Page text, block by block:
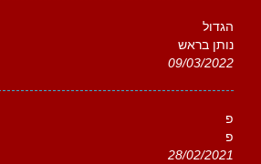
הגדול
נותן בראש
09/03/2022
פ
פ
28/02/2021